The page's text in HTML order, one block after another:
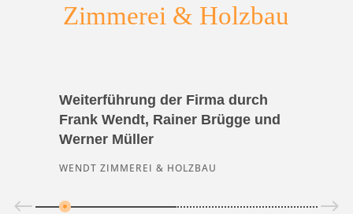
Zimmerei & Holzbau
Weiterführung der Firma durch
Frank Wendt, Rainer Brügge und
Werner Müller
WENDT ZIMMEREI & HOLZBAU